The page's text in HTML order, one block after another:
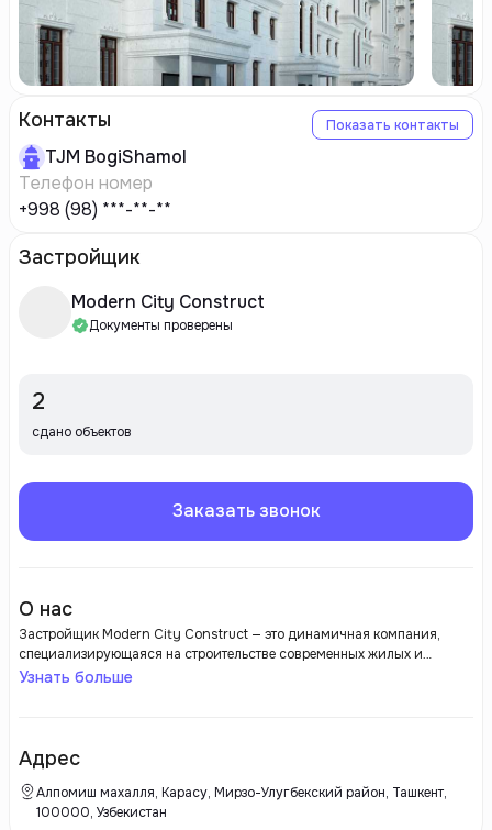
Контакты Показать контакты
TJM BogiShamol
Телефон номер
+998 (98) ***-**-**
Застройщик
Modern City Construct
Документы проверены
2
сдано объектов
Заказать звонок
О нас
Застройщик Modern City Construct — это динамичная компания,
специализирующаяся на строительстве современных жилых и
коммерческих объектов. Она зарекомендовала себя благодаря
современным стандартам. Компания активно применяет передовые
технологии и экологически чистые материалы, что позволяет
реализовывать проекты, соответствующие принципам устойчивого
развития.
Узнать больше
Адрес
Алпомиш махалля, Карасу, Мирзо-Улугбекский район, Ташкент,
100000, Узбекистан